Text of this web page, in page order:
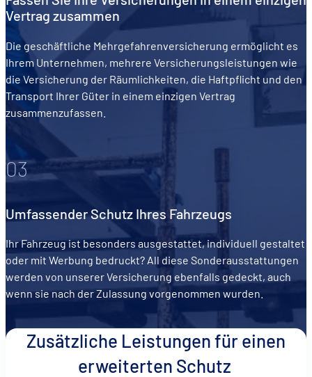
Vertrag zusammen
Die geschäftliche Mehrgefahrenversicherung ermöglicht es
Ihrem Unternehmen, mehrere Versicherungsleistungen wie
die Versicherung der Räumlichkeiten, die Haftpflicht und den
Transport Ihrer Güter in einem einzigen Vertrag
zusammenzufassen.
03
Umfassender Schutz Ihres Fahrzeugs
Ihr Fahrzeug ist besonders ausgestattet, individuell gestaltet
oder mit Werbung bedruckt? All diese Sonderausstattungen
werden von unserer Versicherung ebenfalls gedeckt, auch
wenn sie nach der Zulassung vorgenommen wurden.
Zusätzliche Leistungen für einen
erweiterten Schutz